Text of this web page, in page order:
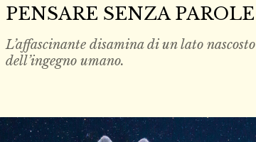
PENSARE SENZA PAROLE
L’affascinante disamina di un lato nascosto
dell’ingegno umano.